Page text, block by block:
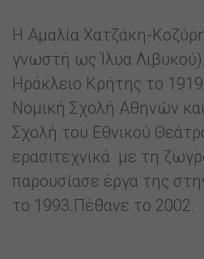
Η Αμαλία Χατζάκη-
γνωστή ως Ίλυα
Ηράκλειο Κρήτης το
Νομική Σχολή Αθηνών
Σχολή του Εθνικού
ερασιτεχνικά με τη
παρουσίασε έργα της
το 1993.Πέθανε το 2002.